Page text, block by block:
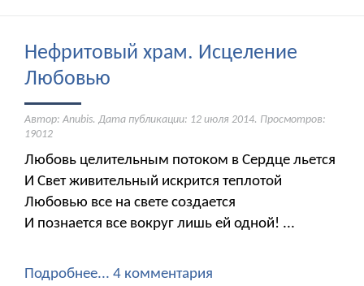
Нефритовый храм. Исцеление
Любовью
Автор: Anubis. Дата публикации: 12 июля 2014. Просмотров:
19012
Любовь целительным потоком в Сердце льется
И Свет живительный искрится теплотой
Любовью все на свете создается
И познается все вокруг лишь ей одной! ...
Подробнее... 4 комментария